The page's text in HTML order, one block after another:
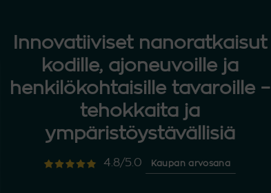
Innovatiiviset nanoratkaisut
kodille, ajoneuvoille ja
henkilökohtaisille tavaroille –
tehokkaita ja
ympäristöystävällisiä
4.8/5.0 Kaupan arvosana